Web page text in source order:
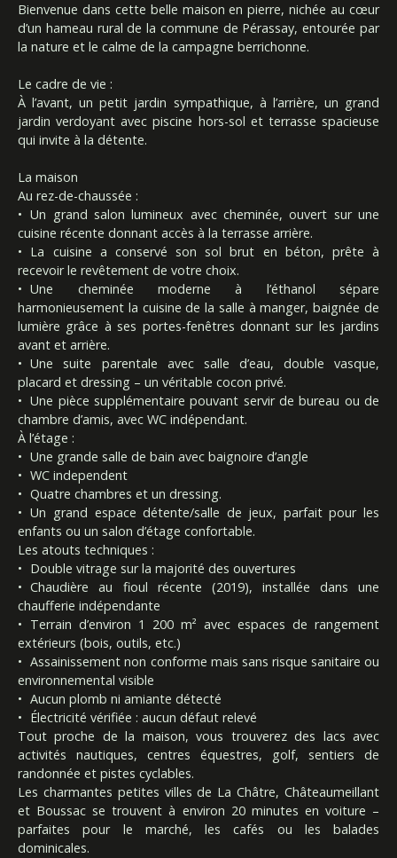
Bienvenue dans cette belle maison en pierre, nichée au cœur
d’un hameau rural de la commune de Pérassay, entourée par
la nature et le calme de la campagne berrichonne.
Le cadre de vie :
À l’avant, un petit jardin sympathique, à l’arrière, un grand
jardin verdoyant avec piscine hors-sol et terrasse spacieuse
qui invite à la détente.
La maison
Au rez-de-chaussée :
Un grand salon lumineux avec cheminée, ouvert sur une
cuisine récente donnant accès à la terrasse arrière.
La cuisine a conservé son sol brut en béton, prête à
recevoir le revêtement de votre choix.
Une cheminée moderne à l’éthanol sépare
harmonieusement la cuisine de la salle à manger, baignée de
lumière grâce à ses portes-fenêtres donnant sur les jardins
avant et arrière.
Une suite parentale avec salle d’eau, double vasque,
placard et dressing – un véritable cocon privé.
Une pièce supplémentaire pouvant servir de bureau ou de
chambre d’amis, avec WC indépendant.
À l’étage :
Une grande salle de bain avec baignoire d’angle
WC independent
Quatre chambres et un dressing.
Un grand espace détente/salle de jeux, parfait pour les
enfants ou un salon d’étage confortable.
Les atouts techniques :
Double vitrage sur la majorité des ouvertures
Chaudière au fioul récente (2019), installée dans une
chaufferie indépendante
Terrain d’environ 1 200 m² avec espaces de rangement
extérieurs (bois, outils, etc.)
Assainissement non conforme mais sans risque sanitaire ou
environnemental visible
Aucun plomb ni amiante détecté
Électricité vérifiée : aucun défaut relevé
Tout proche de la maison, vous trouverez des lacs avec
activités nautiques, centres équestres, golf, sentiers de
randonnée et pistes cyclables.
Les charmantes petites villes de La Châtre, Châteaumeillant
et Boussac se trouvent à environ 20 minutes en voiture –
parfaites pour le marché, les cafés ou les balades
dominicales.